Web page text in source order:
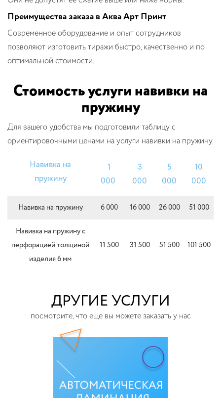
Преимущества заказа в Аква Арт Принт
Современное оборудование и опыт сотрудников
позволяют изготовить тиражи быстро, качественно и по
оптимальной стоимости.
Стоимость услуги навивки на
пружину
Для вашего удобства мы подготовили таблицу с
ориентировочными ценами на услуги навивки на пружину.
Навивка на
пружину
1
000
3
000
5
000
10
000
Навивка на пружину 6 000 16 000 26 000 51 000
Навивка на пружину с
перфорацией толщиной
изделия 6 мм
11 500 31 500 51 500 101 500
ДРУГИЕ УСЛУГИ
посмотрите, что еще вы можете заказать у нас